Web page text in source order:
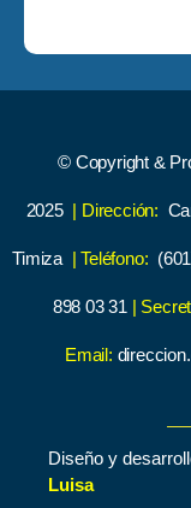
© Copyright &
2025 | Dirección:
Timiza | Teléfono:
898 03 31 |
Email:
Diseño y
Luisa